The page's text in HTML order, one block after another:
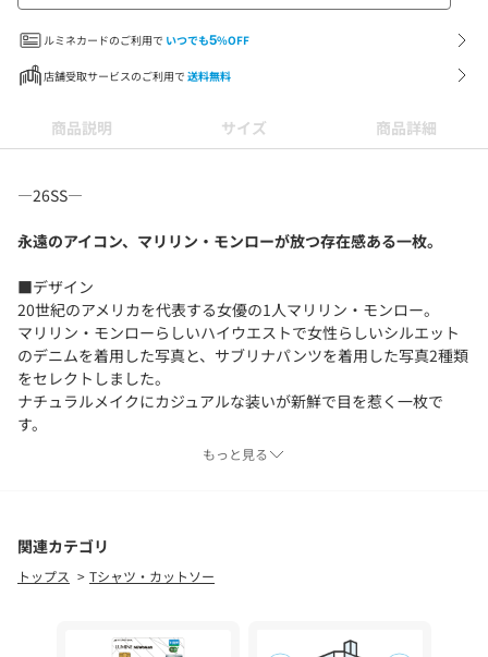
ルミネカードのご利用で いつでも5%OFF
店舗受取サービスのご利用で 送料無料
商品説明 サイズ 商品詳細
―26SS―
永遠のアイコン、マリリン・モンローが放つ存在感ある一枚。
■デザイン
20世紀のアメリカを代表する女優の1人マリリン・モンロー。
マリリン・モンローらしいハイウエストで女性らしいシルエット
のデニムを着用した写真と、サブリナパンツを着用した写真2種類
をセレクトしました。
ナチュラルメイクにカジュアルな装いが新鮮で目を惹く一枚で
す。
マリリン・モンローはかつて、「私に起きた最も幸運なことは、
女性として生まれたこと」という名言を残しています。
こちらの2色にはその格言をプリントしました。
もっと見る
関連カテゴリ
トップス Tシャツ・カットソー